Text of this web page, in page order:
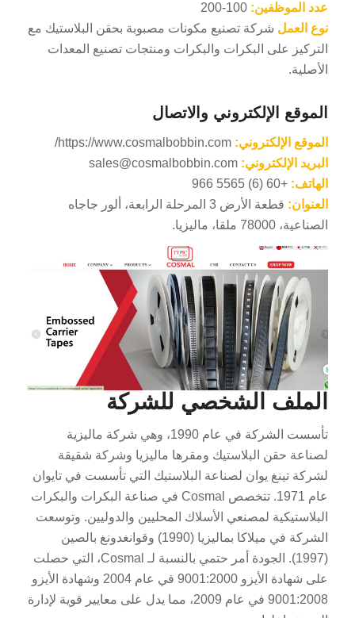
عدد الموظفين:
نوع العمل شركة تصنيع مكونات مصبوبة بحقن البلاستيك مع
التركيز على البكرات والبكرات ومنتجات تصنيع المعدات
الأصلية.
الموقع الإلكتروني والاتصال
الموقع الإلكتروني:
البريد الإلكتروني:
الهاتف: +60 (6) 5565 966
العنوان:
قطعة الأرض 3 المرحلة الرابعة، ألور جاجاه
الصناعية، 78000 ملقا، ماليزيا.
الملف الشخصي للشركة
تأسست الشركة في عام 1990، وهي شركة ماليزية
لصناعة حقن البلاستيك ومقرها ماليزيا وشركة شقيقة
لشركة تينغ يوان لصناعة البلاستيك التي تأسست في تايوان
عام 1971. تتخصص Cosmal في صناعة البكرات والبكرات
البلاستيكية لمصنعي الأسلاك المحليين والدوليين. وتوسعت
الشركة في ميلاكا بماليزيا (1990) وقوانغدونغ بالصين
(1997). الجودة أمر حتمي بالنسبة لـ Cosmal، التي حصلت
على شهادة الأيزو 9001:2000 في عام 2004 وشهادة الأيزو
9001:2008 في عام 2009، مما يدل على معايير قوية لإدارة